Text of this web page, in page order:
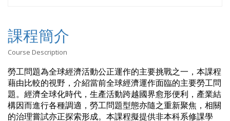
課程簡介
Course Description
勞工問題為全球經濟活動公正運作的主要挑戰之一，本課程
藉由比較的視野，介紹當前全球經濟運作面臨的主要勞工問
題。經濟全球化時代，生產活動跨越國界愈形便利，產業結
構因而進行各種調適，勞工問題型態亦隨之重新聚焦，相關
的治理嘗試亦正探索形成。本課程擬提供非本科系修課學